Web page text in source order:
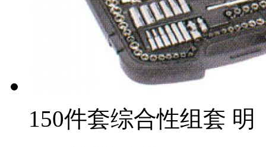
150件套综合性组套 明